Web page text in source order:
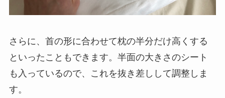
さらに、首の形に合わせて枕の半分だけ高くする
といったこともできます。半面の大きさのシート
も入っているので、これを抜き差しして調整しま
す。